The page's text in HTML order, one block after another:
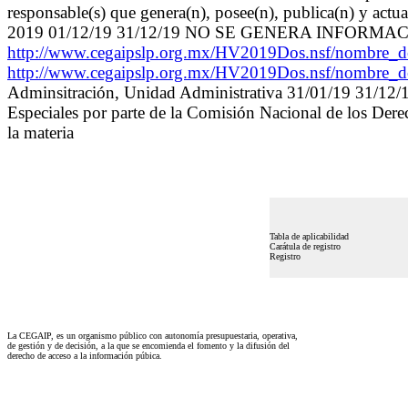
responsable(s) que genera(n), posee(n), publica(n) y
2019 01/12/19 31/12/19 NO SE GENERA
http://www.cegaipslp.org.mx/HV2019Dos.nsf/
http://www.cegaipslp.org.mx/HV2019Dos.nsf/
Adminsitración, Unidad Administrativa 31/01/19 31/12/
Especiales por parte de la Comisión Nacional de los
la materia
Tabla de aplicabilidad
Carátula de registro
Registro
La CEGAIP, es un organismo público con autonomía presupuestaria, operativa,
de gestión y de decisión, a la que se encomienda el fomento y la difusión del
derecho de acceso a la información púbica.